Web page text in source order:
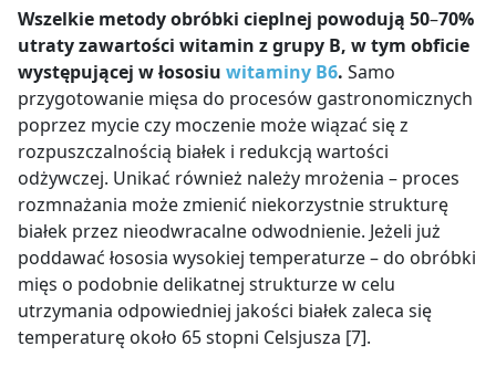
Wszelkie metody obróbki cieplnej powodują 50–70%
utraty zawartości witamin z grupy B, w tym obficie
występującej w łososiu witaminy B6. Samo
przygotowanie mięsa do procesów gastronomicznych
poprzez mycie czy moczenie może wiązać się z
rozpuszczalnością białek i redukcją wartości
odżywczej. Unikać również należy mrożenia – proces
rozmnażania może zmienić niekorzystnie strukturę
białek przez nieodwracalne odwodnienie. Jeżeli już
poddawać łososia wysokiej temperaturze – do obróbki
mięs o podobnie delikatnej strukturze w celu
utrzymania odpowiedniej jakości białek zaleca się
temperaturę około 65 stopni Celsjusza [7].